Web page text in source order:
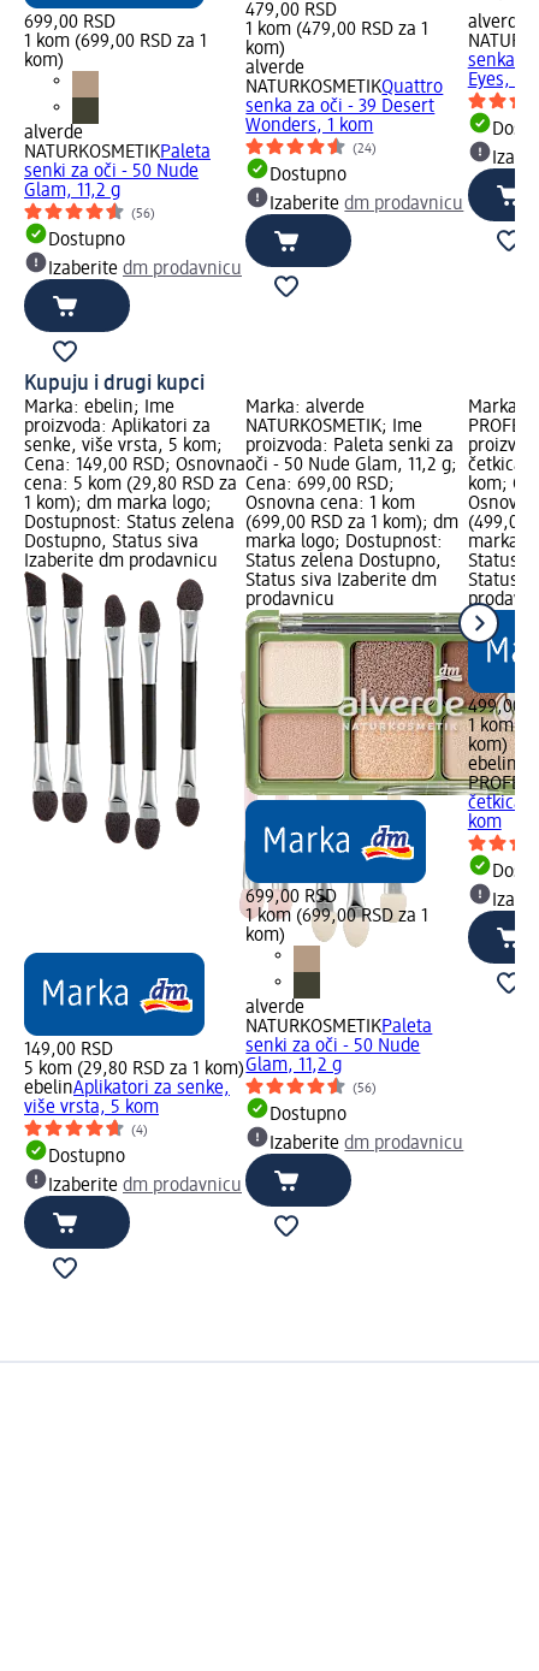
699,00 RSD
1 kom (699,00 RSD za 1
kom)
alverde
NATURKOSMETIKPaleta
senki za oči - 50 Nude
Glam, 11,2 g
(56)
Dostupno
Izaberite dm prodavnicu
479,00 RSD
1 kom (479,00 RSD za 1
kom)
alverde
NATURKOSMETIKQuattro
senka za oči - 39 Desert
Wonders, 1 kom
(24)
Dostupno
Izaberitedm prodavnicu
alverde
senka
Eyes,
Kupuju i drugi kupci
Marka: ebelin; Ime
proizvoda: Aplikatori za
senke, više vrsta, 5 kom;
Cena: 149,00 RSD; Osnovna
cena: 5 kom (29,80 RSD za
1 kom); dm marka logo;
Dostupnost: Status zelena
Dostupno, Status siva
Izaberite dm prodavnicu
149,00 RSD
5 kom (29,80 RSD za 1 kom)
ebelinAplikatori za senke,
više vrsta, 5 kom
(4)
Dostupno
Izaberite dm prodavnicu
Marka: alverde
NATURKOSMETIK; Ime
proizvoda: Paleta senki za
oči - 50 Nude Glam, 11,2 g;
Cena: 699,00 RSD;
Osnovna cena: 1 kom
(699,00 RSD za 1 kom); dm
marka logo; Dostupnost:
Status zelena Dostupno,
Status siva Izaberite dm
prodavnicu
699,00 RSD
1 kom (699,00 RSD za 1
kom)
alverde
NATURKOSMETIKPaleta
senki za oči - 50 Nude
Glam, 11,2 g
(56)
Dostupno
Izaberitedm prodavnicu
Marka:
četkica
kom;
(499,00
marka
Status
Status
499,00
1 kom
kom)
ebelin
četkica
kom